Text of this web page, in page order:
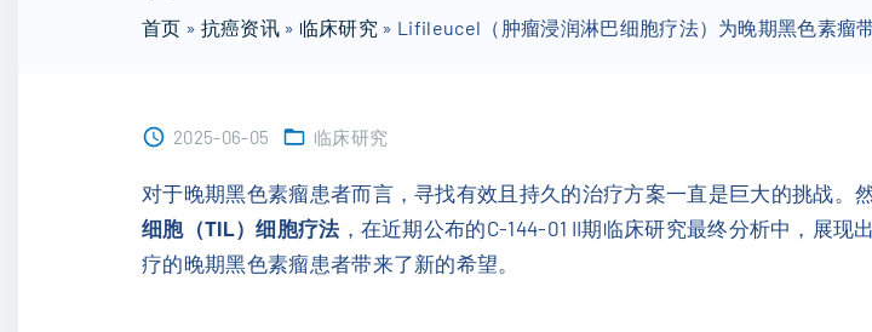
常见问题
首页 » 抗癌资讯» 临床研究 » Lifileucel（肿瘤浸润淋巴细胞疗法）为晚期黑色素瘤
2025-06-05 临床研究
对于晚期黑色素瘤患者而言，寻找有效且持久的治疗方案一直是巨大的挑战。
细胞（TIL）细胞疗法，在近期公布的C-144-01 II期临床研究最终分析中，展
疗的晚期黑色素瘤患者带来了新的希望。